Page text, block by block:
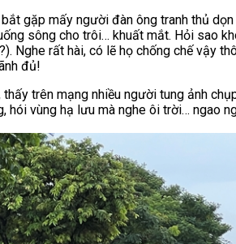
gặp mấy người đàn ông tranh thủ
sông cho trôi… khuất mắt. Hỏi sao
Nghe rất hài, có lẽ họ chống chế vậy
đủ!
trên mạng nhiều người tung ảnh
hói vùng hạ lưu mà nghe ôi trời… ngao